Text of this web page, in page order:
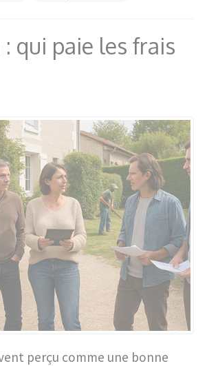
qui paie les frais
perçu comme une bonne